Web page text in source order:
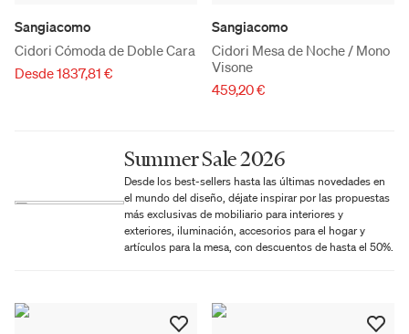
Sangiacomo
Cidori Cómoda de Doble Cara
Desde 1837,81 €
Sangiacomo
Cidori Mesa de Noche / Mono
Visone
459,20 €
Summer Sale 2026
Desde los best-sellers hasta las últimas novedades en
el mundo del diseño, déjate inspirar por las propuestas
más exclusivas de mobiliario para interiores y
exteriores, iluminación, accesorios para el hogar y
artículos para la mesa, con descuentos de hasta el 50%.